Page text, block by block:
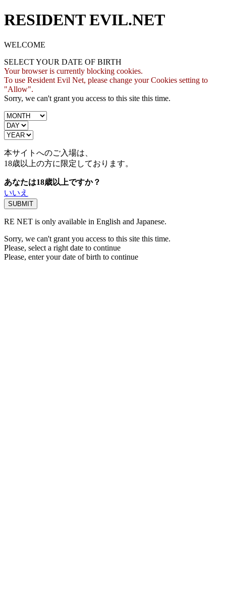
RESIDENT EVIL.NET
WELCOME
SELECT YOUR DATE OF BIRTH
Your browser is currently blocking cookies.
To use Resident Evil Net, please change your Cookies setting to
"Allow".
Sorry, we can't grant you access to this site this time.
本サイトへのご入場は、
18歳以上の方に限定しております。
あなたは18歳以上ですか？
いいえ
RE NET is only available in English and Japanese.
Sorry, we can't grant you access to this site this time.
Please, select a right date to continue
Please, enter your date of birth to continue